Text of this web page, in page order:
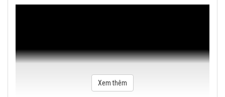
Xem thêm